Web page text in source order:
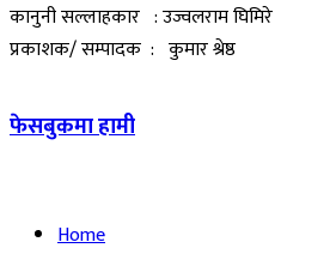
कानुनी सल्लाहकार : उज्वलराम घिमिरे
प्रकाशक/ सम्पादक : कुमार श्रेष्ठ
फेसबुकमा हामी
Home